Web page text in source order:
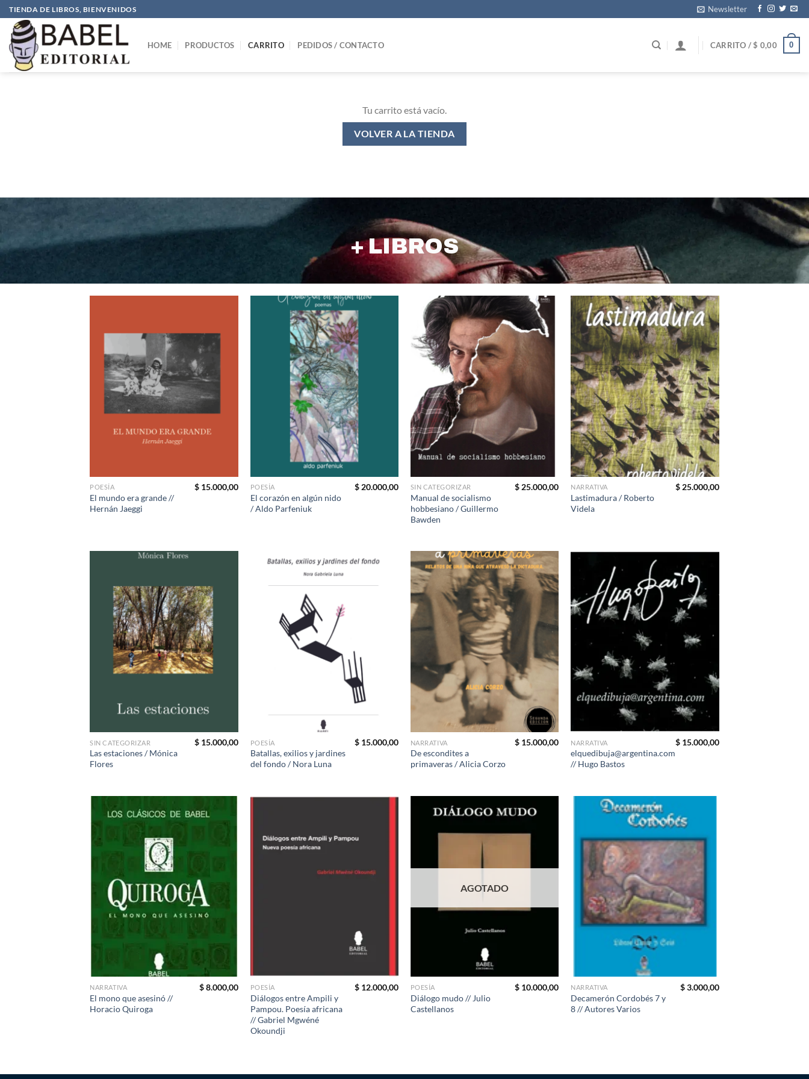
TIENDA DE LIBROS, BIENVENIDOS Newsletter
HOME PRODUCTOS CARRITO PEDIDOS / CONTACTO CARRITO /$ 0,00 0
Tu carrito está vacío.
VOLVER A LA TIENDA
+ LIBROS
POESÍA
El mundo era grande //
Hernán Jaeggi
$15.000,00 POESÍA
El corazón en algún nido
/ Aldo Parfeniuk
$ 20.000,00 SIN CATEGORIZAR
Manual de socialismo
hobbesiano / Guillermo
Bawden
$ 25.000,00 NARRATIVA
Lastimadura / Roberto
Videla
$25.000,00
SIN CATEGORIZAR
Las estaciones / Mónica
Flores
$15.000,00 POESÍA
Batallas, exilios y jardines
del fondo / Nora Luna
$ 15.000,00 NARRATIVA
De escondites a
primaveras / Alicia Corzo
$ 15.000,00 NARRATIVA
elquedibuja@argentina.com
// Hugo Bastos
$15.000,00
NARRATIVA
El mono que asesinó //
Horacio Quiroga
$8.000,00 POESÍA
Diálogos entre Ampili y
Pampou. Poesía africana
// Gabriel Mgwéné
Okoundji
$ 12.000,00
AGOTADO
POESÍA
Diálogo mudo // Julio
Castellanos
$ 10.000,00 NARRATIVA
Decamerón Cordobés 7 y
8 // Autores Varios
$3.000,00